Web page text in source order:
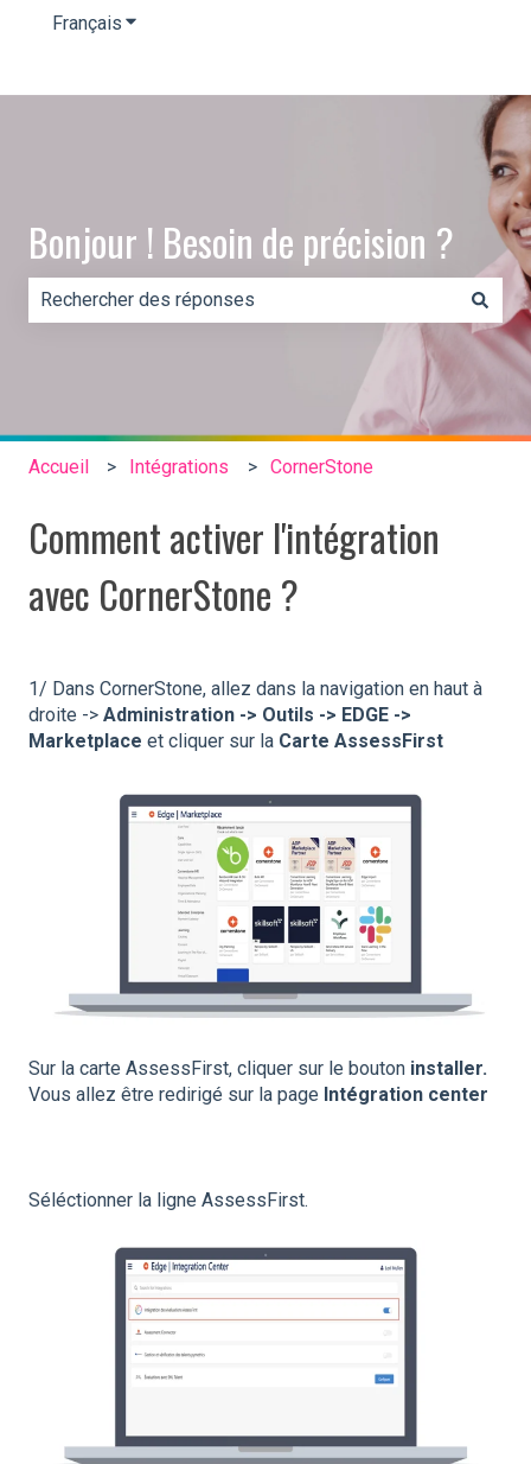
Français Afficher le sous-menu pour les traductions
Bonjour ! Besoin de précision ?
Il n'y a aucune suggestion car le champ de recherche
Accueil Intégrations CornerStone
Comment activer l'intégration
avec CornerStone ?
1/ Dans CornerStone, allez dans la navigation en haut à
droite -> Administration -> Outils -> EDGE ->
Marketplace et cliquer sur la Carte AssessFirst
Sur la carte AssessFirst, cliquer sur le bouton installer.
Vous allez être redirigé sur la page Intégration center
Séléctionner la ligne AssessFirst.